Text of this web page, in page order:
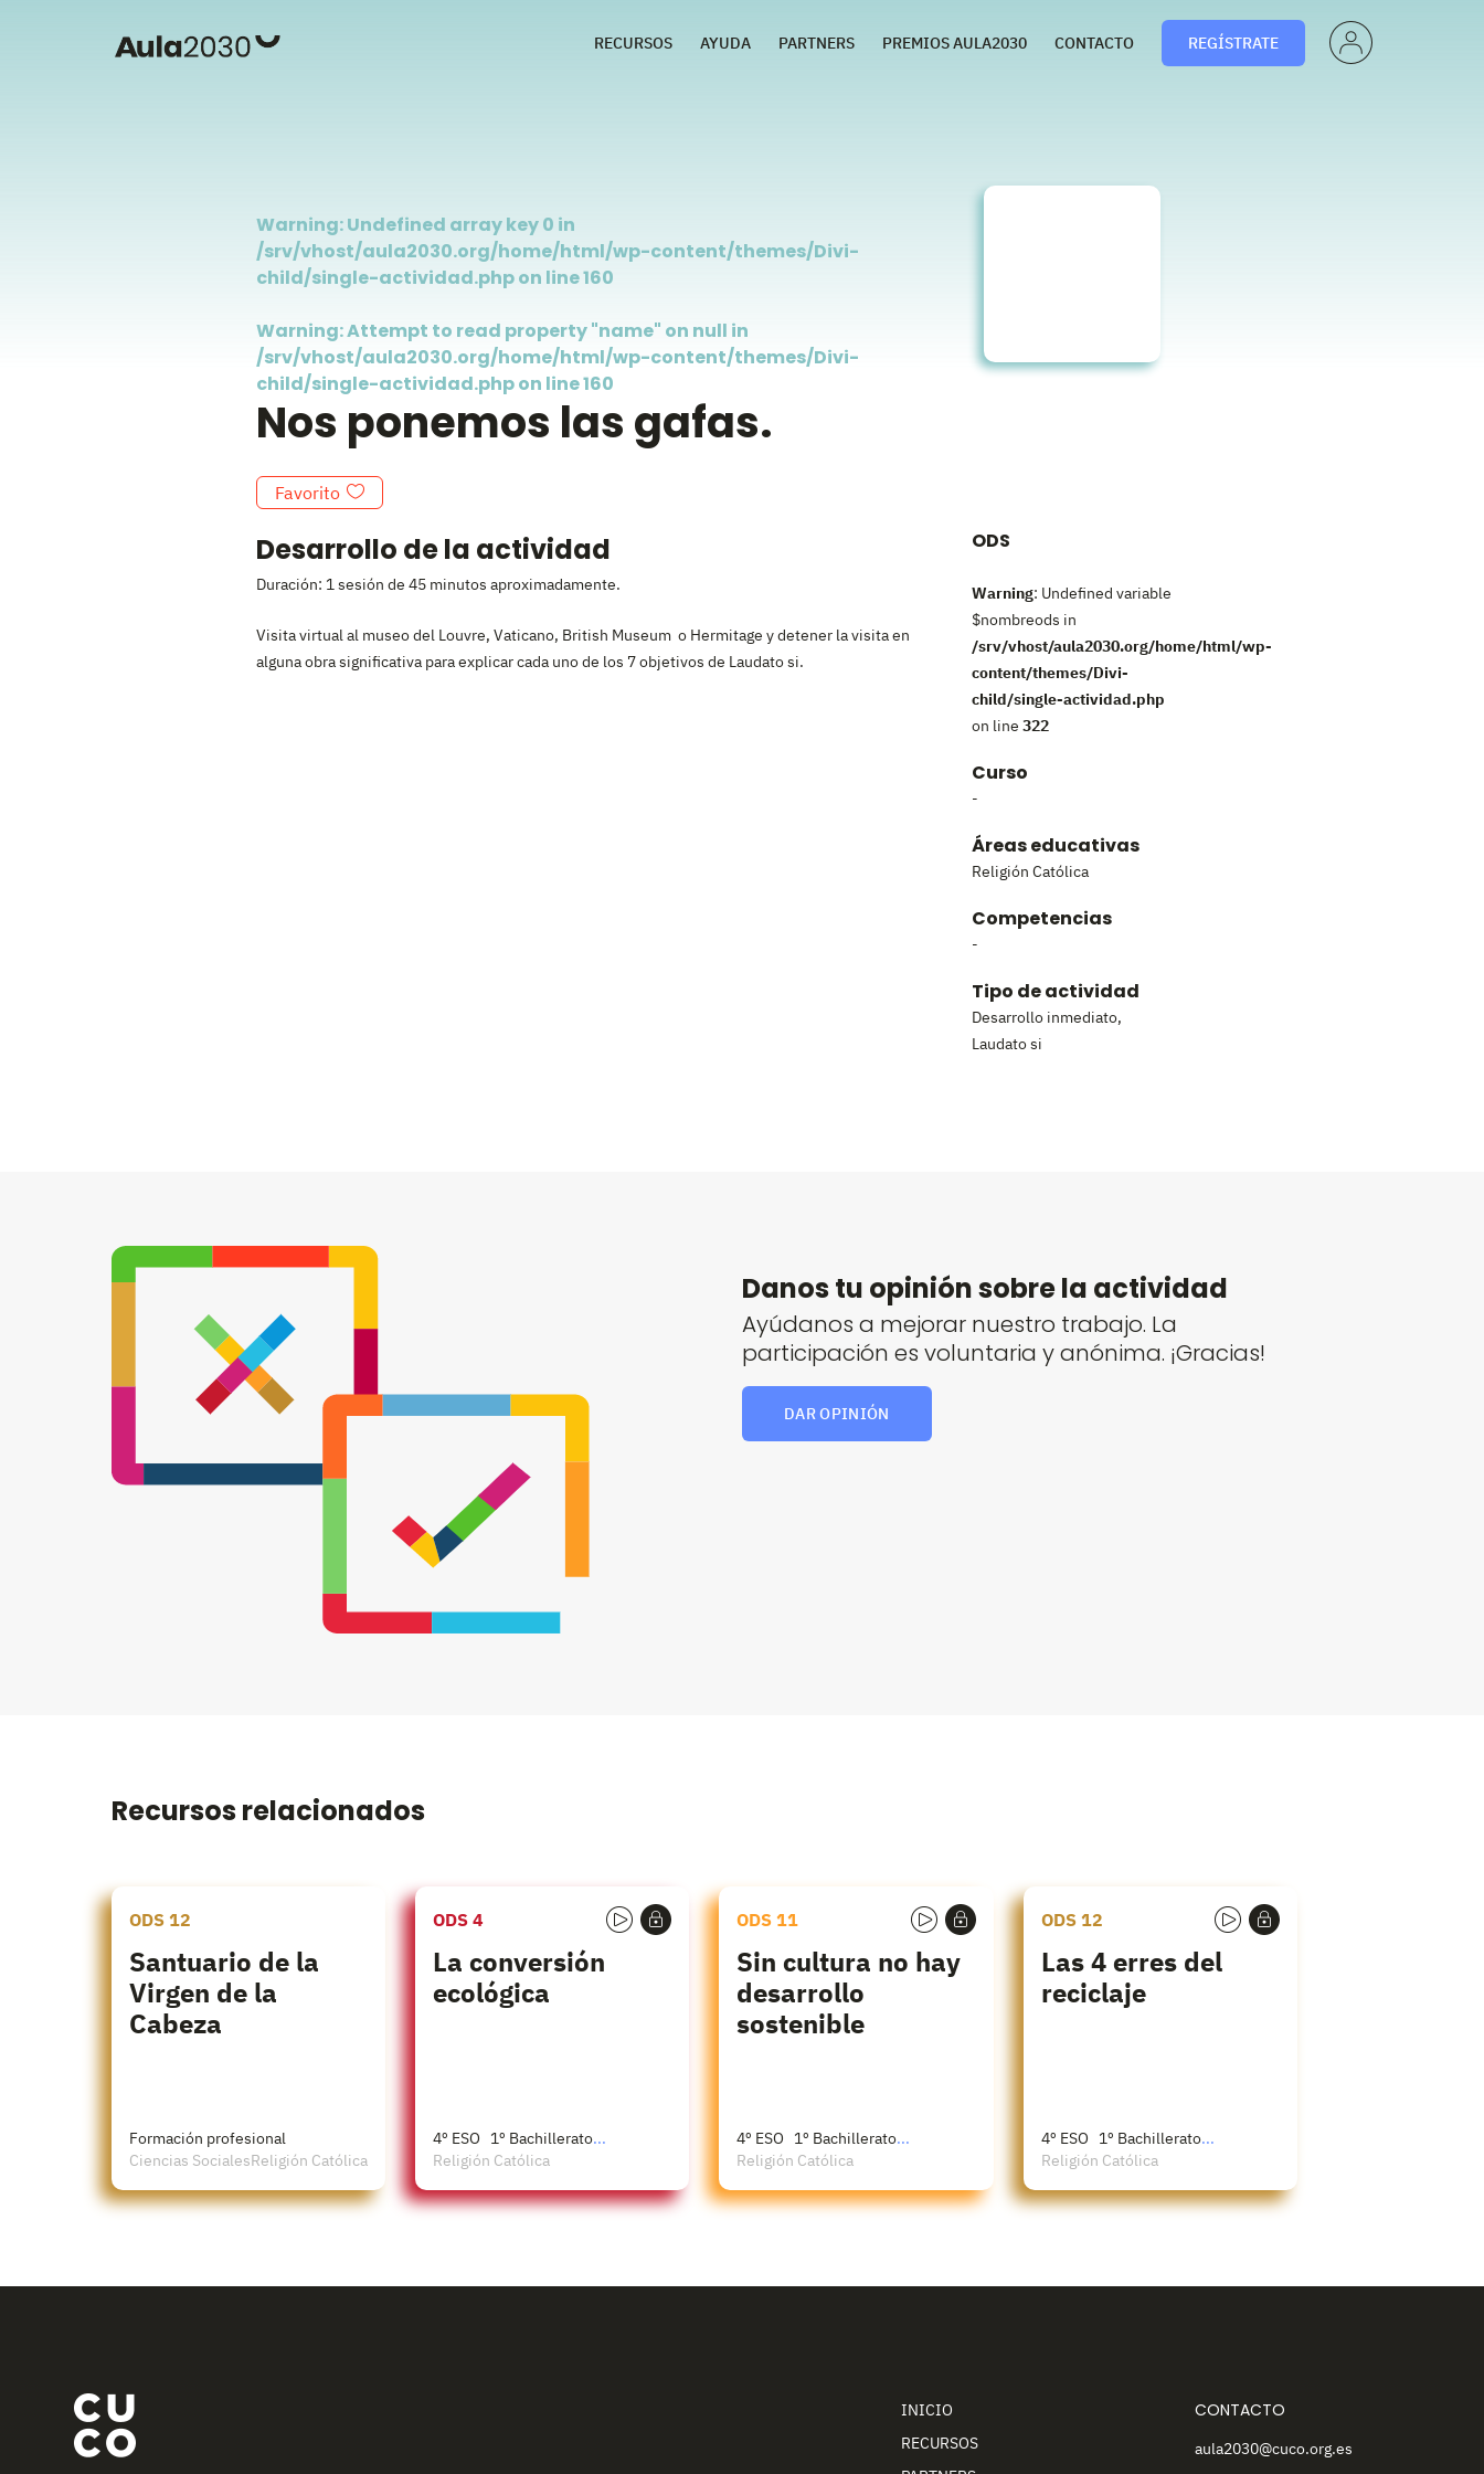
RECURSOS AYUDA PARTNERS PREMIOS AULA2030 CONTACTO REGÍSTRATE
PERF
IL
Warning: Undefined array key 0 in
/srv/vhost/aula2030.org/home/html/wp-content/themes/Divi-
child/single-actividad.phpon line160
Warning: Attempt to read property "name" on null in
/srv/vhost/aula2030.org/home/html/wp-content/themes/Divi-
child/single-actividad.phpon line160
Nos ponemos las gafas.
Favorito
Desarrollo de la actividad
Duración: 1 sesión de 45 minutos aproximadamente.
Visita virtual al museo del Louvre, Vaticano, British Museum o Hermitage y detener la visita en
alguna obra significativa para explicar cada uno de los 7 objetivos de Laudato si.
ODS
Warning: Undefined variable
$nombreods in
/srv/vhost/aula2030.org/home/html/wp-
content/themes/Divi-
child/single-actividad.php
on line 322
Curso
-
Áreas educativas
Religión Católica
Competencias
-
Tipo de actividad
Desarrollo inmediato,
Laudato si
Danos tu opinión sobre la actividad
Ayúdanos a mejorar nuestro trabajo. La
participación es voluntaria y anónima. ¡Gracias!
DAR OPINIÓN
Recursos relacionados
ODS 12
Santuario de la
Virgen de la
Cabeza
Formación profesional
Ciencias SocialesReligión Católica
ODS 4
La conversión
ecológica
4º ESO 1º Bachillerato...
Religión Católica
ODS 11
Sin cultura no hay
desarrollo
sostenible
4º ESO 1º Bachillerato...
Religión Católica
ODS 12
Las 4 erres del
reciclaje
4º ESO 1º Bachillerato...
Religión Católica
INICIO
RECURSOS
CONTACTO
aula2030@cuco.org.es